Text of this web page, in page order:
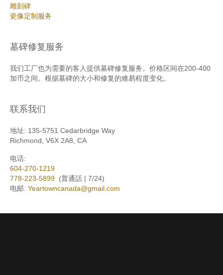
雕刻碑
瓷像定制服务
墓碑修复服务
我们工厂也为需要的客人提供墓碑修复服务。价格区间在200-400
加币之间。根据墓碑的大小和修复的难易程度变化。
联系我们
地址: 135-5751 Cedarbridge Way
Richmond, V6X 2A8, CA
电话:
604-270-1219
778-223-5899 (普通話 | 7/24)
电邮: Yeartowncanada@gmail.com